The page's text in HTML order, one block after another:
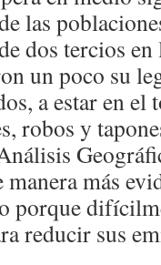
las
dos tercios
un poco su
a estar en
robos y
más
porque
reducir sus